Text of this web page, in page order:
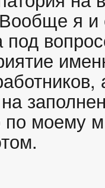
я и
под
на
по моему